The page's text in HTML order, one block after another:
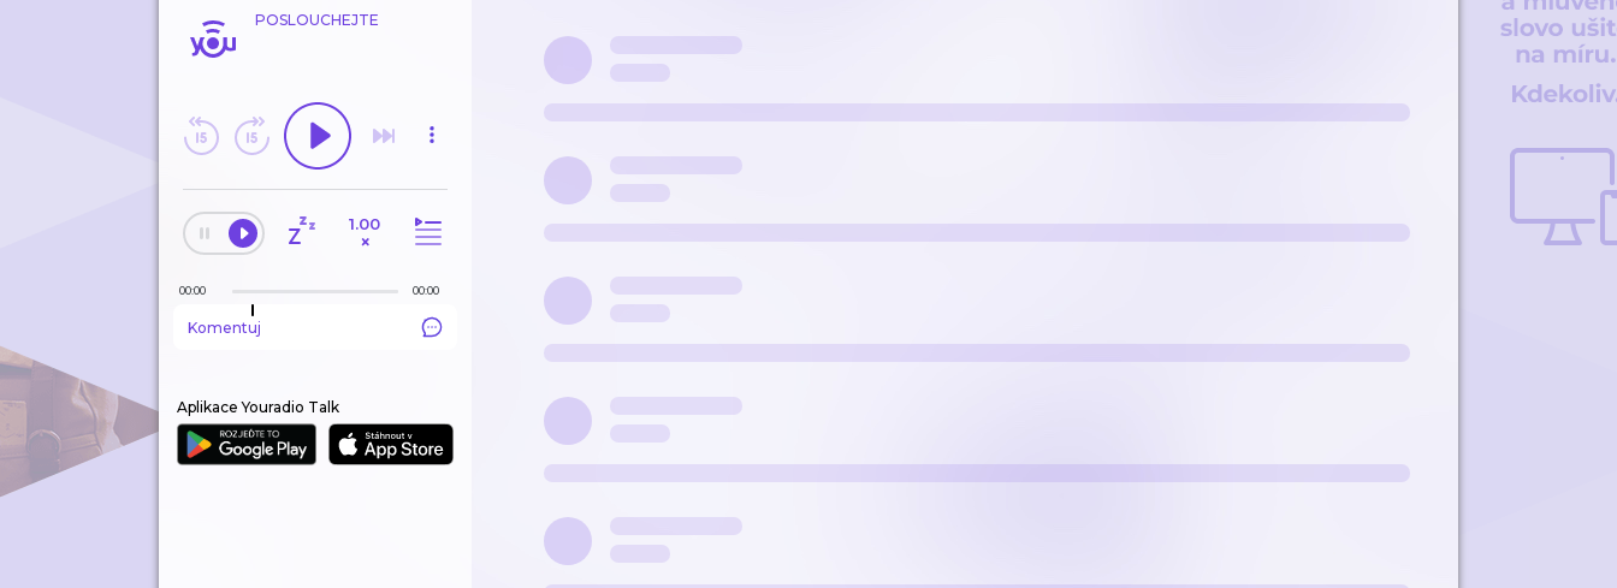
POSLOUCHEJTE
1.00
×
00:00 00:00
Komentuj
Aplikace Youradio Talk